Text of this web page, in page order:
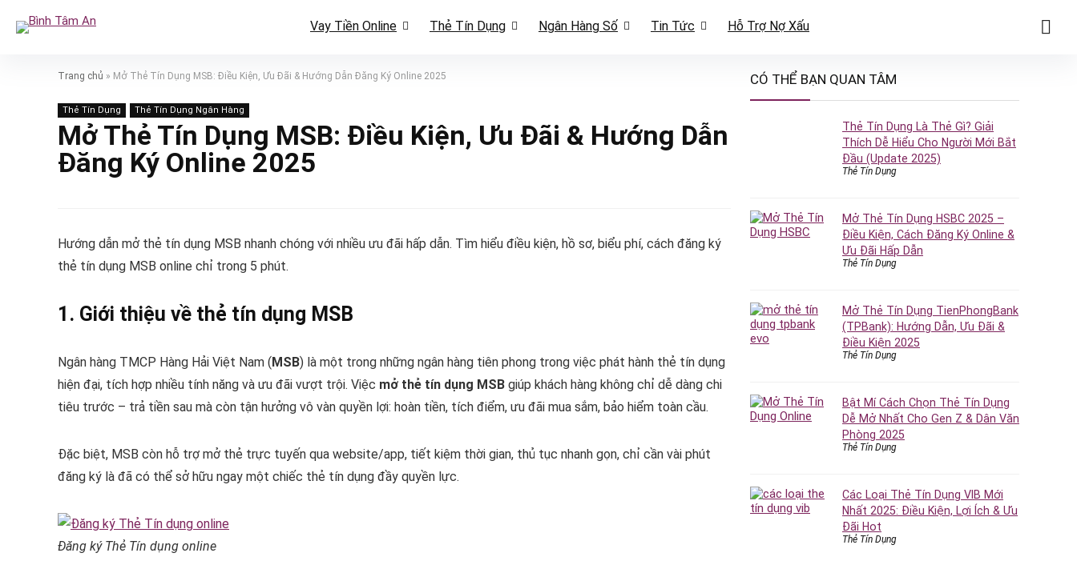
Vay Tiền Online Thẻ Tín Dụng Ngân Hàng Số Tin Tức Hỗ Trợ Nợ Xấu
Trang chủ » Mở Thẻ Tín Dụng MSB: Điều Kiện, Ưu Đãi & Hướng Dẫn Đăng Ký Online 2025
Thẻ Tín Dụng Thẻ Tín Dụng Ngân Hàng
Mở Thẻ Tín Dụng MSB: Điều Kiện, Ưu Đãi & Hướng Dẫn
Đăng Ký Online 2025
Hướng dẫn mở thẻ tín dụng MSB nhanh chóng với nhiều ưu đãi hấp dẫn. Tìm hiểu điều kiện, hồ sơ, biểu phí, cách đăng ký
thẻ tín dụng MSB online chỉ trong 5 phút.
1. Giới thiệu về thẻ tín dụng MSB
Ngân hàng TMCP Hàng Hải Việt Nam (MSB) là một trong những ngân hàng tiên phong trong việc phát hành thẻ tín dụng
hiện đại, tích hợp nhiều tính năng và ưu đãi vượt trội. Việc mở thẻ tín dụng MSB giúp khách hàng không chỉ dễ dàng chi
tiêu trước – trả tiền sau mà còn tận hưởng vô vàn quyền lợi: hoàn tiền, tích điểm, ưu đãi mua sắm, bảo hiểm toàn cầu.
Đặc biệt, MSB còn hỗ trợ mở thẻ trực tuyến qua website/app, tiết kiệm thời gian, thủ tục nhanh gọn, chỉ cần vài phút
đăng ký là đã có thể sở hữu ngay một chiếc thẻ tín dụng đầy quyền lực.
Đăng ký Thẻ Tín dụng online
CÓ THỂ BẠN QUAN TÂM
Thẻ Tín Dụng Là Thẻ Gì? Giải
Thích Dễ Hiểu Cho Người Mới Bắt
Đầu (Update 2025)
Thẻ Tín Dụng
Mở Thẻ Tín Dụng HSBC 2025 –
Điều Kiện, Cách Đăng Ký Online &
Ưu Đãi Hấp Dẫn
Thẻ Tín Dụng
Mở Thẻ Tín Dụng TienPhongBank
(TPBank): Hướng Dẫn, Ưu Đãi &
Điều Kiện 2025
Thẻ Tín Dụng
Bật Mí Cách Chọn Thẻ Tín Dụng
Dễ Mở Nhất Cho Gen Z & Dân Văn
Phòng 2025
Thẻ Tín Dụng
Các Loại Thẻ Tín Dụng VIB Mới
Nhất 2025: Điều Kiện, Lợi Ích & Ưu
Đãi Hot
Thẻ Tín Dụng